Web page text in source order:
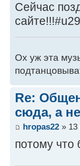
Сейчас
Ох уж эта
Re:
сюда, а
hropas22 » 13
потому что